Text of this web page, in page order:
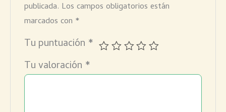
publicada. Los campos obligatorios están
marcados con *
Tu puntuación *
Tu valoración *